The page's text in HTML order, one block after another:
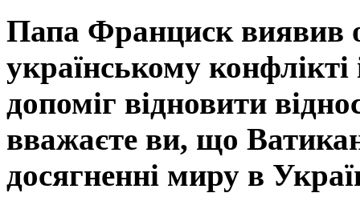
Папа Франциск виявив
українському
допоміг відновити
вважаєте ви, що
досягненні миру в